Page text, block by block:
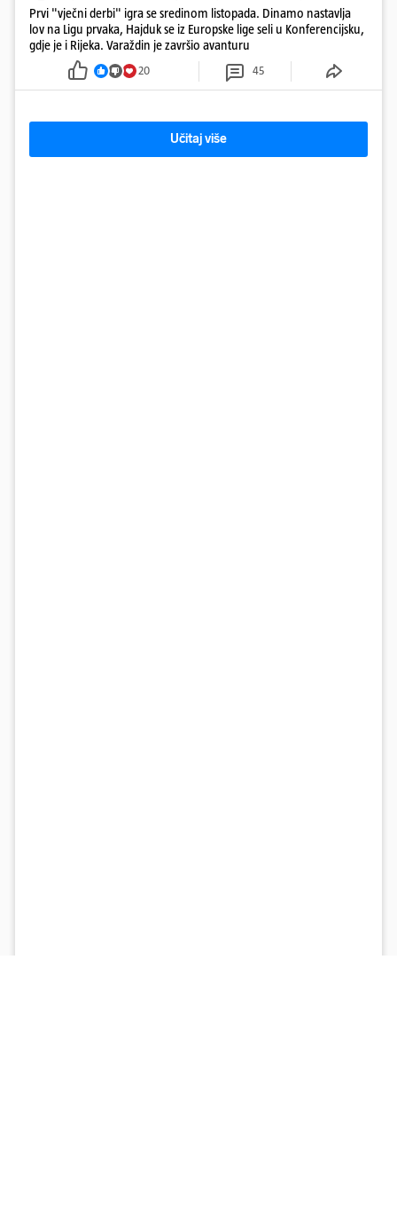
Prvi "vječni derbi" igra se sredinom listopada. Dinamo nastavlja
lov na Ligu prvaka, Hajduk se iz Europske lige seli u Konferencijsku,
gdje je i Rijeka. Varaždin je završio avanturu
20 45
Učitaj više